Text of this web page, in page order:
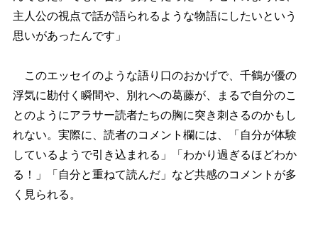
主人公の視点で話が語られるような物語にしたいという
思いがあったんです」
このエッセイのような語り口のおかげで、千鶴が優の
浮気に勘付く瞬間や、別れへの葛藤が、まるで自分のこ
とのようにアラサー読者たちの胸に突き刺さるのかもし
れない。実際に、読者のコメント欄には、「自分が体験
しているようで引き込まれる」「わかり過ぎるほどわか
る！」「自分と重ねて読んだ」など共感のコメントが多
く見られる。